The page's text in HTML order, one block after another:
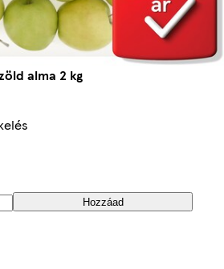
alma 2 kg
Hozzáad